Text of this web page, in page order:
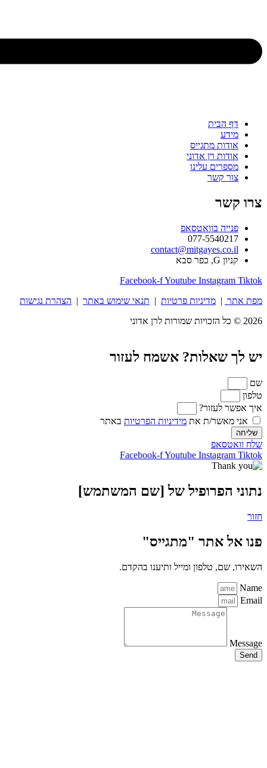
מתגייס
רן אדוני
עלינו
בוואטסאפ
077-
Facebook-fYoutube
|מדיניות פרטיות|תנאי שימוש באתר|הצהרת נגישות
אשמח לעזור
ת אתמידיניות הפרטיותבאתר
Facebook-fYoutube
של [שם המשתמש]
אתר "מתגייס"
טלפון ומייל ותיענו בהקדם.